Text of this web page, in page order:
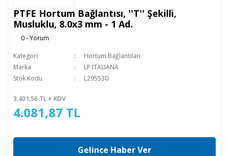
PTFE Hortum Bağlantısı, ''T'' Şekilli,
Musluklu, 8.0x3 mm - 1 Ad.
0 - Yorum
Kategori
Hortum Bağlantıları
Marka
LP ITALIANA
Stok Kodu
L295530
3.401,56 TL + KDV
4.081,87 TL
Gelince Haber Ver